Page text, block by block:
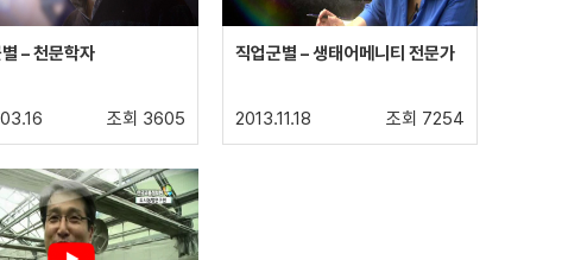
– 천문학자
조회 3605
직업군별 – 생태어메니티 전문가
2013.11.18 조회 7254